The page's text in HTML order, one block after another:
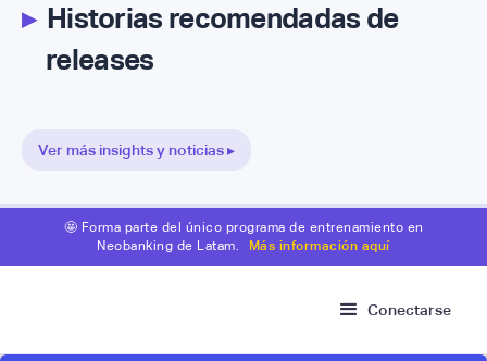
▸Historias recomendadas de
releases
Ver más insights y noticias ▸
🤩 Forma parte del único programa de entrenamiento en
Neobanking de Latam.
Más información aquí
Conectarse